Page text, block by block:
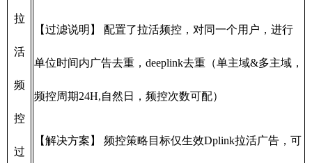
拉
活
频
控
过
【过滤说明】 配置了拉活频控，对同一个用户，进行
单位时间内广告去重，deeplink去重（单主域&多主域，
频控周期24H,自然日，频控次数可配）
【解决方案】 频控策略目标仅生效Dplink拉活广告，可